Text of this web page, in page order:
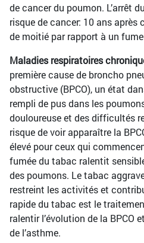
de cancer du poumon. L’arrêt
risque de cancer: 10 ans après
de moitié par rapport à un
Maladies respiratoires
première cause de broncho
obstructive (BPCO), un état
rempli de pus dans les
douloureuse et des difficultés
risque de voir apparaître la
élevé pour ceux qui
fumée du tabac ralentit
des poumons. Le tabac
restreint les activités et
rapide du tabac est le
ralentir l’évolution de la BPCO
de l’asthme.